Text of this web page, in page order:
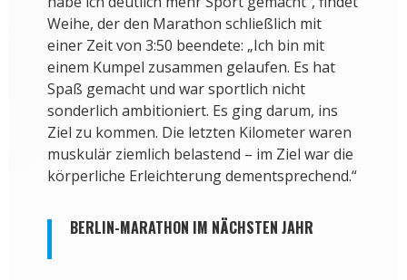
Weihe, der den Marathon schließlich mit
einer Zeit von 3:50 beendete: „Ich bin mit
einem Kumpel zusammen gelaufen. Es hat
Spaß gemacht und war sportlich nicht
sonderlich ambitioniert. Es ging darum, ins
Ziel zu kommen. Die letzten Kilometer waren
muskulär ziemlich belastend – im Ziel war die
körperliche Erleichterung dementsprechend.“
BERLIN-MARATHON IM NÄCHSTEN JAHR